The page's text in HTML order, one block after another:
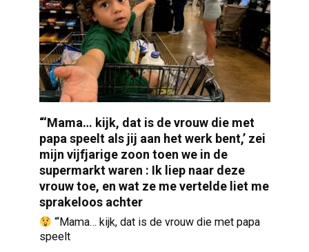
“‘Mama… kijk, dat is de vrouw die met
papa speelt als jij aan het werk bent,’ zei
mijn vijfjarige zoon toen we in de
supermarkt waren : Ik liep naar deze
vrouw toe, en wat ze me vertelde liet me
sprakeloos achter
“‘Mama… kijk, dat is de vrouw die met papa
speelt